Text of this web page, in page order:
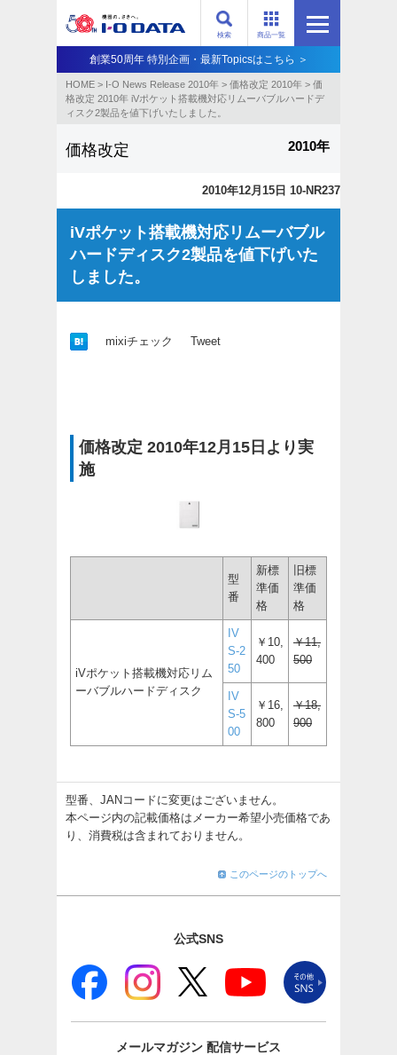
商品一覧
検索
創業50周年 特別企画・最新Topicsはこちら ＞
HOME > I-O News Release 2010年 > 価格改定 2010年 > 価
格改定 2010年 iVポケット搭載機対応リムーバブルハードデ
ィスク2製品を値下げいたしました。
価格改定 2010年
2010年12月15日 10-NR237
iVポケット搭載機対応リムーバブル
ハードディスク2製品を値下げいた
しました。
mixiチェック Tweet
価格改定 2010年12月15日より実
施
型
番
新標
準価
格
旧標
準価
格
iVポケット搭載機対応リム
ーバブルハードディスク
IV
S-2
50
￥10,
400
￥11,
500
IV
S-5
00
￥16,
800
￥18,
900
型番、JANコードに変更はございません。
本ページ内の記載価格はメーカー希望小売価格であ
り、消費税は含まれておりません。
このページのトップへ
公式SNS
メールマガジン 配信サービス